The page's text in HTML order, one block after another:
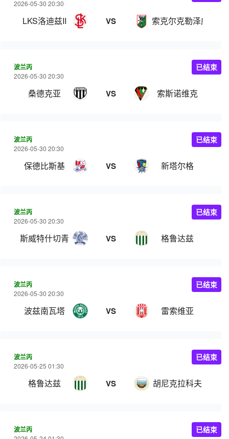
2026-05-30 20:30
LKS洛迪兹II VS 索克尔克勒泽威
波兰丙
2026-05-30 20:30
桑德克亚 VS 索斯诺维克
已结束
波兰丙
2026-05-30 20:30
保德比斯基 VS 新塔尔格
已结束
波兰丙
2026-05-30 20:30
斯威特什切青 VS 格鲁达兹
已结束
波兰丙
2026-05-30 20:30
波兹南瓦塔 VS 雷索维亚
已结束
波兰丙
2026-05-25 01:30
格鲁达兹 VS 胡尼克拉科夫
已结束
波兰丙 已结束